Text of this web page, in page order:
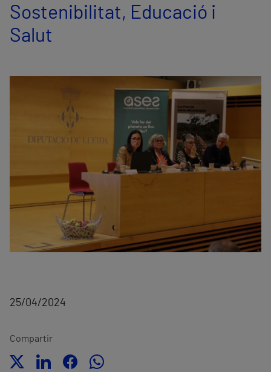
Sostenibilitat, Educació i
Salut
25/04/2024
Compartir